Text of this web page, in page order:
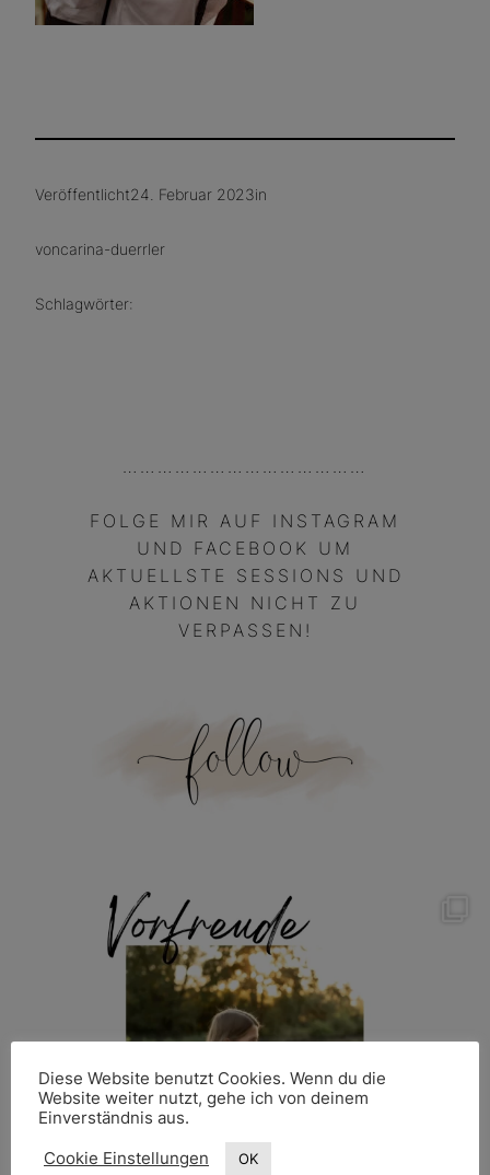
Veröffentlicht24. Februar 2023in
voncarina-duerrler
Schlagwörter:
FOLGE MIR AUF INSTAGRAM
UND FACEBOOK UM
AKTUELLSTE SESSIONS UND
AKTIONEN NICHT ZU
VERPASSEN!
Diese Website benutzt Cookies. Wenn du die
Website weiter nutzt, gehe ich von deinem
Einverständnis aus.
Cookie Einstellungen OK